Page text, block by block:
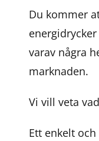
Du kommer
varav några
marknaden.
Vi vill veta
Ett enkelt